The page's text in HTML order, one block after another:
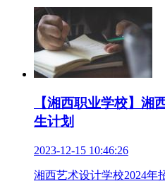
【湘西职业学校】湘
生计划
2023-12-15 10:46:26
湘西艺术设计学校2024年